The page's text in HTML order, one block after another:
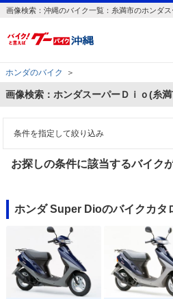
画像検索：沖縄のバイク一覧：糸満市のホンダ
ホンダのバイク ＞
画像検索：ホンダスーパーＤｉｏ(糸
条件を指定して絞り込み
お探しの条件に該当するバイク
ホンダ Super Dioのバイクカタ